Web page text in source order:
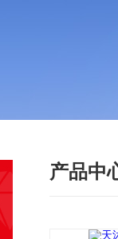
产品中